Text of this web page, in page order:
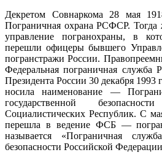
Декретом Совнаркома 28 мая
Пограничная охрана РСФСР. Тогда
управление погранохраны, в
перешли офицеры бывшего
погранстражи России.
Федеральная пограничная служба
Президента России 30 декабря 1993
носила наименование —
государственной
Социалистических Республик. С
перешла в ведение ФСБ —
называется «Пограничная
безопасности Российской